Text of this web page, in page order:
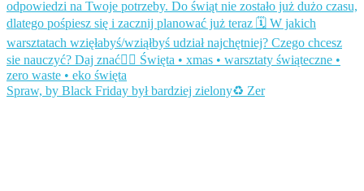
Spraw, by Black Friday był bardziej zielony♻️ Zer